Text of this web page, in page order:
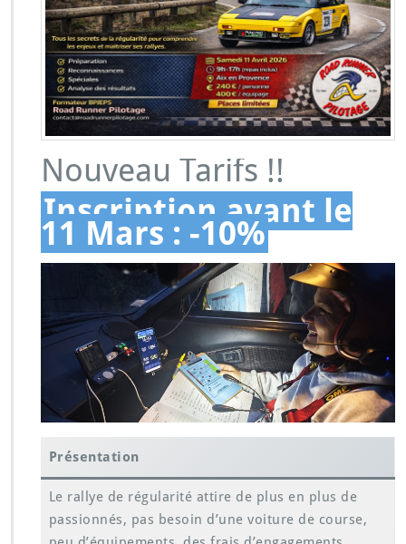
Nouveau Tarifs !!
Inscription avant le
11 Mars : -10%
Présentation
Le rallye de régularité attire de plus en plus de
passionnés, pas besoin d’une voiture de course,